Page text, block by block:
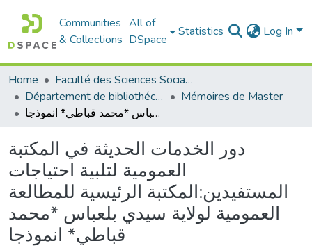
Communities
& Collections
All of
DSpace
Statistics Log In
Home
Faculté des Sciences Sociales
Département de bibliothéconomie
Mémoires de Master
دور الخدمات الحديثة في المكتبة العمومية لتلبية احتياجات المستفيدين:المكتبة الرئيسية للمطالعة العمومية لولاية سيدي بلعباس *محمد قباطي* انموذجا
دور الخدمات الحديثة في المكتبة
العمومية لتلبية احتياجات
المستفيدين:المكتبة الرئيسية للمطالعة
العمومية لولاية سيدي بلعباس *محمد
قباطي* انموذجا